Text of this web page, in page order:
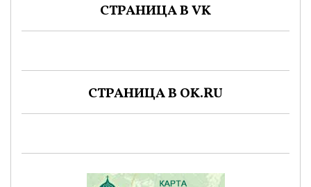
СТРАНИЦА В VK
СТРАНИЦА В OK.RU